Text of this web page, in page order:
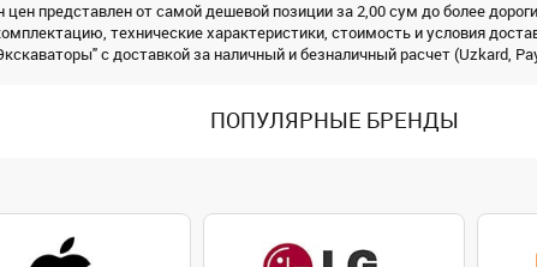
цен представлен от самой дешевой позиции за 2,00 сум до более
технические характеристики, стоимость и условия
с доставкой за наличный и безналичный расчет (Uzkard,
ПОПУЛЯРНЫЕ БРЕНДЫ